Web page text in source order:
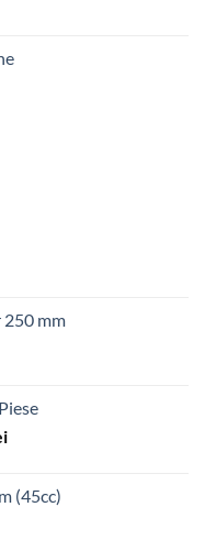
lei.
250 mm
lei.
Prețul
7,800.00 lei.
(45cc)